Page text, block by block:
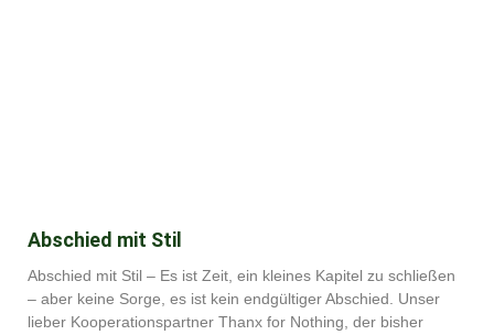
Abschied mit Stil
Abschied mit Stil – Es ist Zeit, ein kleines Kapitel zu schließen
– aber keine Sorge, es ist kein endgültiger Abschied. Unser
lieber Kooperationspartner Thanx for Nothing, der bisher